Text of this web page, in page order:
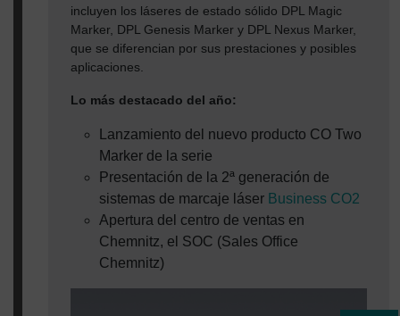
incluyen los láseres de estado sólido DPL Magic
Marker, DPL Genesis Marker y DPL Nexus Marker,
que se diferencian por sus prestaciones y posibles
aplicaciones.
Lo más destacado del año:
Lanzamiento del nuevo producto CO Two
Marker de la serie
Presentación de la 2ª generación de
sistemas de marcaje láser Business CO2
Apertura del centro de ventas en
Chemnitz, el SOC (Sales Office
Chemnitz)